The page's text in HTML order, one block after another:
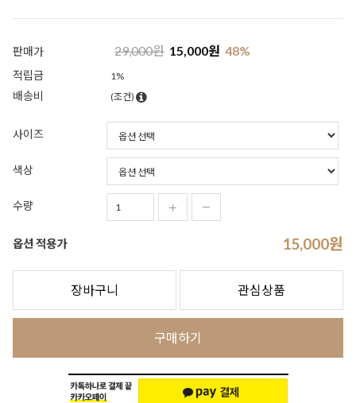
판매가 29,000원 15,000원 48%
적립금 1%
배송비 (조건)
사이즈
색상
수량
옵션 적용가 15,000원
장바구니 관심상품
구매하기